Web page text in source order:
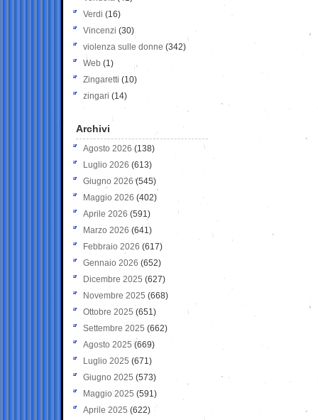
Verdi (16)
Vincenzi (30)
violenza sulle donne (342)
Web (1)
Zingaretti (10)
zingari (14)
Archivi
Agosto 2026 (138)
Luglio 2026 (613)
Giugno 2026 (545)
Maggio 2026 (402)
Aprile 2026 (591)
Marzo 2026 (641)
Febbraio 2026 (617)
Gennaio 2026 (652)
Dicembre 2025 (627)
Novembre 2025 (668)
Ottobre 2025 (651)
Settembre 2025 (662)
Agosto 2025 (669)
Luglio 2025 (671)
Giugno 2025 (573)
Maggio 2025 (591)
Aprile 2025 (622)